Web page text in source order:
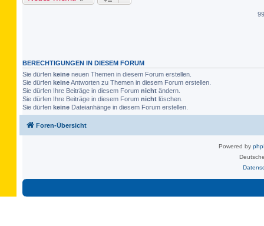
BERECHTIGUNGEN IN DIESEM FORUM
Sie dürfen keine neuen Themen in diesem Forum erstellen.
Sie dürfen keineAntworten zu Themen in diesem Forum erstellen.
Sie dürfen Ihre Beiträge in diesem Forum nicht ändern.
Sie dürfen Ihre Beiträge in diesem Forum nicht löschen.
Sie dürfen keine Dateianhänge in diesem Forum erstellen.
Foren-Übersicht
Powered by